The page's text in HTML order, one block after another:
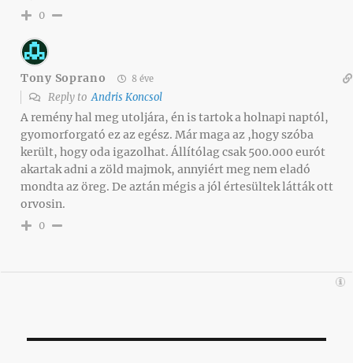
0
Tony Soprano 8 éve
Reply toAndris Koncsol
A remény hal meg utoljára, én is tartok a holnapi naptól,
gyomorforgató ez az egész. Már maga az ,hogy szóba
került, hogy oda igazolhat. Állítólag csak 500.000 eurót
akartak adni a zöld majmok, annyiért meg nem eladó
mondta az öreg. De aztán mégis a jól értesültek látták ott
orvosin.
0